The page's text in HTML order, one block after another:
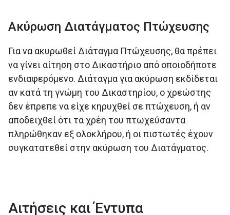
Ακύρωση Διατάγματος Πτώχευσης
Για να ακυρωθεί Διάταγμα Πτώχευσης, θα πρέπει
να γίνει αίτηση στο Δικαστήριο από οποιοδήποτε
ενδιαφερόμενο. Διάταγμα για ακύρωση εκδίδεται
αν κατά τη γνώμη του Δικαστηρίου, ο χρεώστης
δεν έπρεπε να είχε κηρυχθεί σε πτώχευση, ή αν
αποδειχθεί ότι τα χρέη του πτωχεύσαντα
πληρώθηκαν εξ ολοκλήρου, ή οι πιστωτές έχουν
συγκατατεθεί στην ακύρωση του Διατάγματος.
Αιτήσεις και Έντυπα